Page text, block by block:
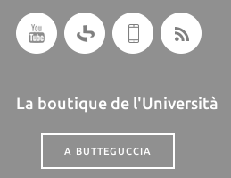
La boutique de l'Università
A BUTTEGUCCIA